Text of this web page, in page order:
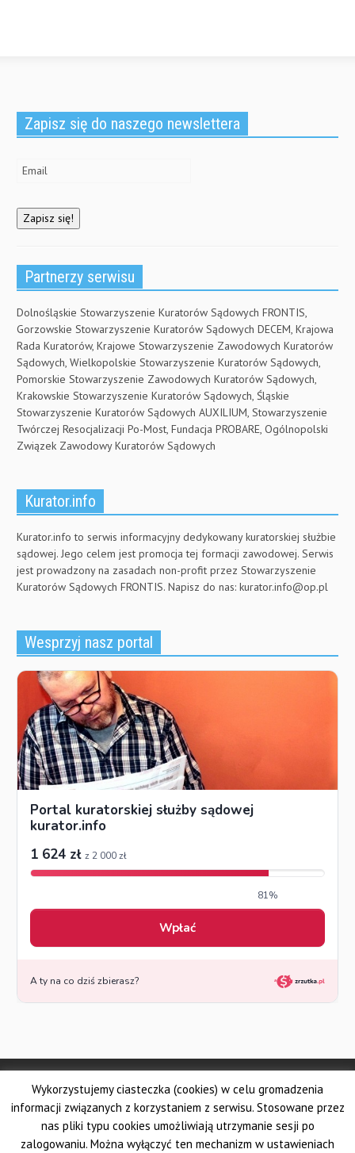
Zapisz się do naszego newslettera
Partnerzy serwisu
Dolnośląskie Stowarzyszenie Kuratorów Sądowych FRONTIS,
Gorzowskie Stowarzyszenie Kuratorów Sądowych DECEM, Krajowa
Rada Kuratorów, Krajowe Stowarzyszenie Zawodowych Kuratorów
Sądowych, Wielkopolskie Stowarzyszenie Kuratorów Sądowych,
Pomorskie Stowarzyszenie Zawodowych Kuratorów Sądowych,
Krakowskie Stowarzyszenie Kuratorów Sądowych, Śląskie
Stowarzyszenie Kuratorów Sądowych AUXILIUM, Stowarzyszenie
Twórczej Resocjalizacji Po-Most, Fundacja PROBARE, Ogólnopolski
Związek Zawodowy Kuratorów Sądowych
Kurator.info
Kurator.info to serwis informacyjny dedykowany kuratorskiej służbie
sądowej. Jego celem jest promocja tej formacji zawodowej. Serwis
jest prowadzony na zasadach non-profit przez Stowarzyszenie
Kuratorów Sądowych FRONTIS. Napisz do nas: kurator.info@op.pl
Wesprzyj nasz portal
© Made by DSKS Frontis
Dolnośląskie Stowarzyszenie Kuratorów Sądowych FRONTIS
Fundacja PROBARE
Krajowe Stowarzyszenie Zawodowych Kuratorów Sądowych
Wielkopolskie Stowarzyszenie Kuratorów Sądowych
Wykorzystujemy ciasteczka (cookies) w celu gromadzenia
informacji związanych z korzystaniem z serwisu. Stosowane przez
nas pliki typu cookies umożliwiają utrzymanie sesji po
zalogowaniu. Można wyłączyć ten mechanizm w ustawieniach